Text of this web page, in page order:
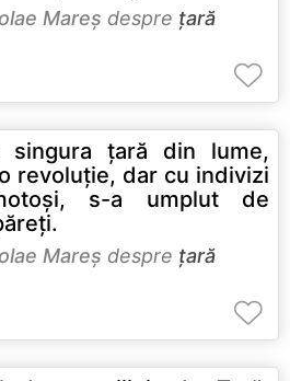
Mareș despre țară
singura țară din lume,
revoluție, dar cu indivizi
s-a umplut de
Mareș despre țară